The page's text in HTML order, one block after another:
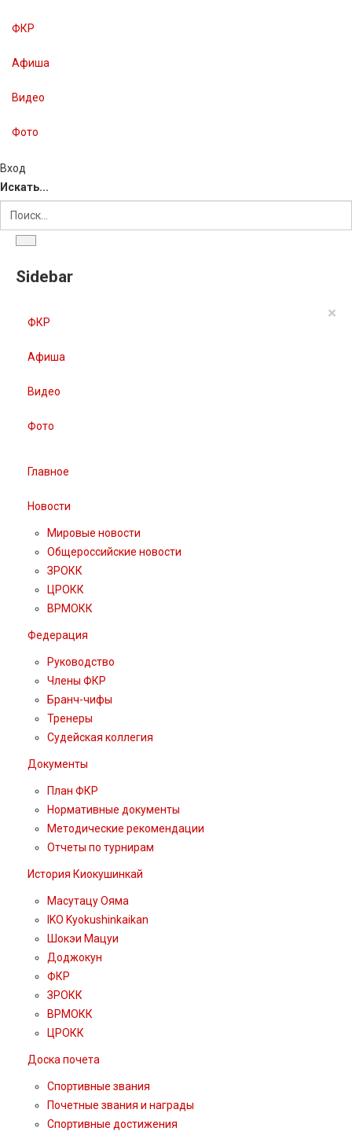
ФКР
Афиша
Видео
Фото
Вход
Искать...
Sidebar
×
ФКР
Афиша
Видео
Фото
Главное
Новости
Мировые новости
Общероссийские новости
ЗРОКК
ЦРОКК
ВРМОКК
Федерация
Руководство
Члены ФКР
Бранч-чифы
Тренеры
Судейская коллегия
Документы
План ФКР
Нормативные документы
Методические рекомендации
Отчеты по турнирам
История Киокушинкай
Масутацу Ояма
IKO Kyokushinkaikan
Шокэи Мацуи
Доджокун
ФКР
ЗРОКК
ВРМОКК
ЦРОКК
Доска почета
Спортивные звания
Почетные звания и награды
Спортивные достижения